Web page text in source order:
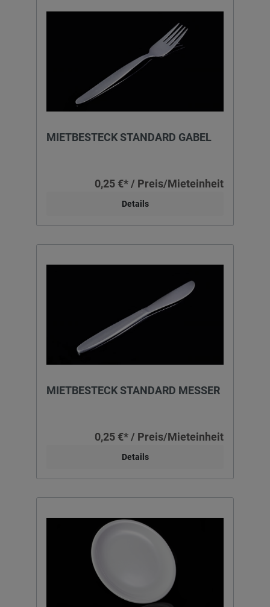
MIETBESTECK STANDARD GABEL
0,25 €* / Preis/Mieteinheit
Details
MIETBESTECK STANDARD MESSER
0,25 €* / Preis/Mieteinheit
Details